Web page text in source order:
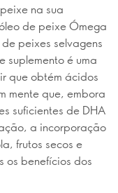
na sua
de peixe Ómega
peixes selvagens
suplemento é uma
que obtém ácidos
mente que, embora
suficientes de DHA
a incorporação
frutos secos e
os benefícios dos